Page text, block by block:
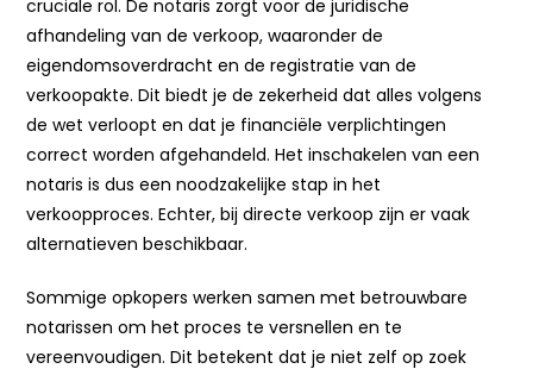
cruciale rol. De notaris zorgt voor de juridische
afhandeling van de verkoop, waaronder de
eigendomsoverdracht en de registratie van de
verkoopakte. Dit biedt je de zekerheid dat alles volgens
de wet verloopt en dat je financiële verplichtingen
correct worden afgehandeld. Het inschakelen van een
notaris is dus een noodzakelijke stap in het
verkoopproces. Echter, bij directe verkoop zijn er vaak
alternatieven beschikbaar.
Sommige opkopers werken samen met betrouwbare
notarissen om het proces te versnellen en te
vereenvoudigen. Dit betekent dat je niet zelf op zoek